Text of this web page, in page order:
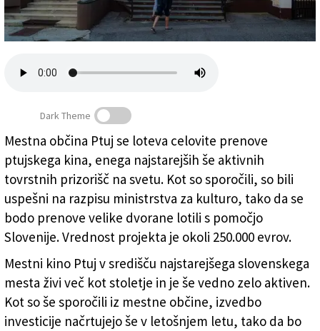
Ptujska kinodvorana (MESTNI KINO PTUJ)
Dark Theme
Mestna občina Ptuj se loteva celovite prenove
ptujskega kina, enega najstarejših še aktivnih
tovrstnih prizorišč na svetu. Kot so sporočili, so bili
uspešni na razpisu ministrstva za kulturo, tako da se
bodo prenove velike dvorane lotili s pomočjo
Slovenije. Vrednost projekta je okoli 250.000 evrov.
Mestni kino Ptuj v središču najstarejšega slovenskega
mesta živi več kot stoletje in je še vedno zelo aktiven.
Kot so še sporočili iz mestne občine, izvedbo
investicije načrtujejo še v letošnjem letu, tako da bo